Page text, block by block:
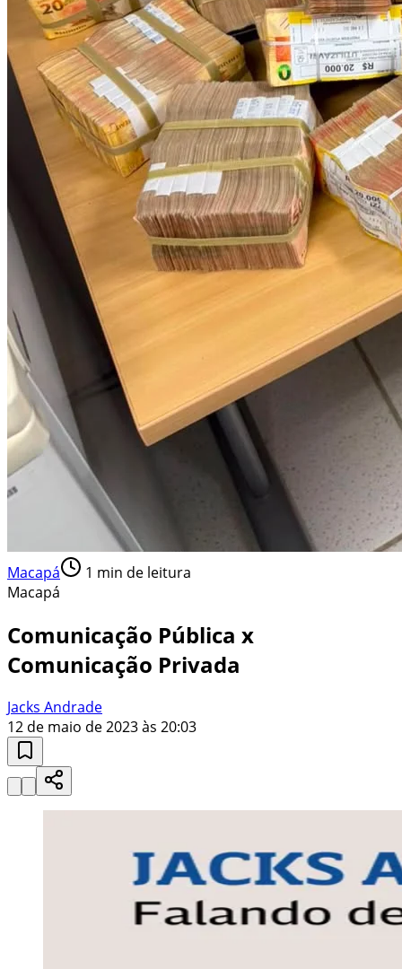
Macapá 1 min de leitura
Macapá
Comunicação Pública x
Comunicação Privada
Jacks Andrade
12 de maio de 2023 às 20:03